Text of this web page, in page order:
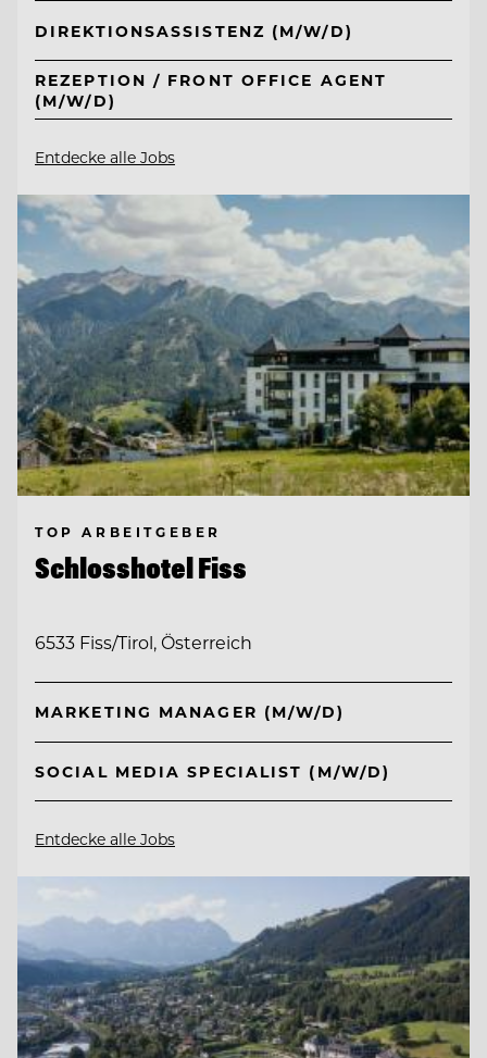
DIREKTIONSASSISTENZ (M/W/D)
REZEPTION / FRONT OFFICE AGENT
(M/W/D)
Entdecke alle Jobs
TOP ARBEITGEBER
Schlosshotel Fiss
6533 Fiss/Tirol, Österreich
MARKETING MANAGER (M/W/D)
SOCIAL MEDIA SPECIALIST (M/W/D)
Entdecke alle Jobs